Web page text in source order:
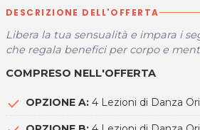
DESCRIZIONE DELL'OFFERTA
Libera la tua sensualità e impara i
che regala benefici per corpo e
COMPRESO NELL'OFFERTA
OPZIONE A: 4 Lezioni di Danza